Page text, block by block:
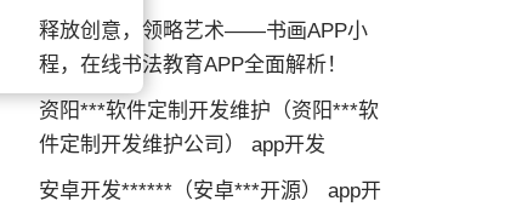
释放创意，领略艺术——书画APP小
程，在线书法教育APP全面解析！
资阳***软件定制开发维护（资阳***软
件定制开发维护公司） app开发
安卓开发******（安卓***开源） app开